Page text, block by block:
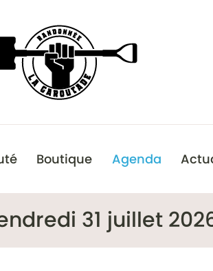
Boutique Agenda
31 juillet